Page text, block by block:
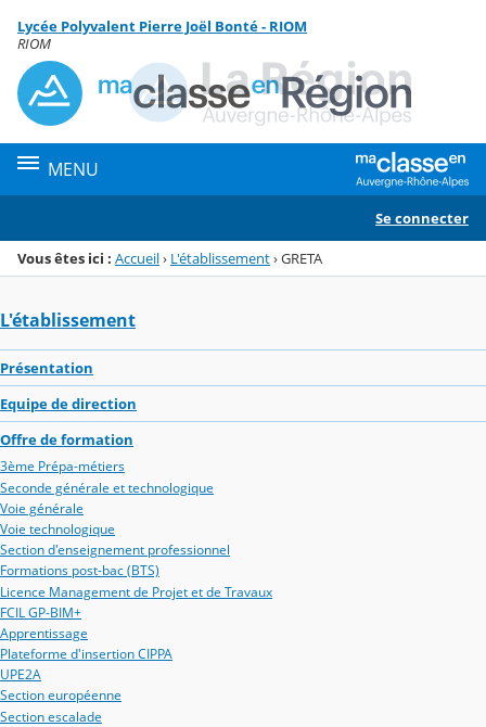
Menu de la rubrique
Contenu
Lycée Polyvalent Pierre Joël Bonté - RIOM
RIOM
MENU
Se connecter
Vous êtes ici : Accueil› L'établissement›GRETA
L'établissement
Présentation
Equipe de direction
Offre de formation
3ème Prépa-métiers
Seconde générale et technologique
Voie générale
Voie technologique
Section d'enseignement professionnel
Formations post-bac (BTS)
Licence Management de Projet et de Travaux
FCIL GP-BIM+
Apprentissage
Plateforme d'insertion CIPPA
UPE2A
Section européenne
Section escalade